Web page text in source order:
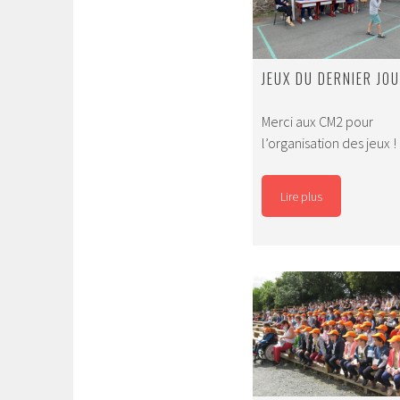
JEUX DU DERNIER
Merci aux CM2 pour
l’organisation des jeux !
Lire plus